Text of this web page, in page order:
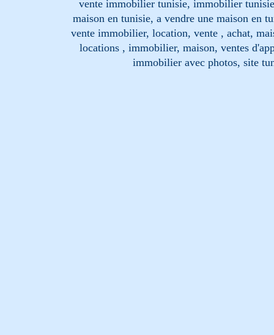
vente immobilier tunisie, immobilier
maison en tunisie, a vendre une maison en
vente immobilier, location, vente , achat,
locations , immobilier, maison, ventes
immobilier avec photos, site